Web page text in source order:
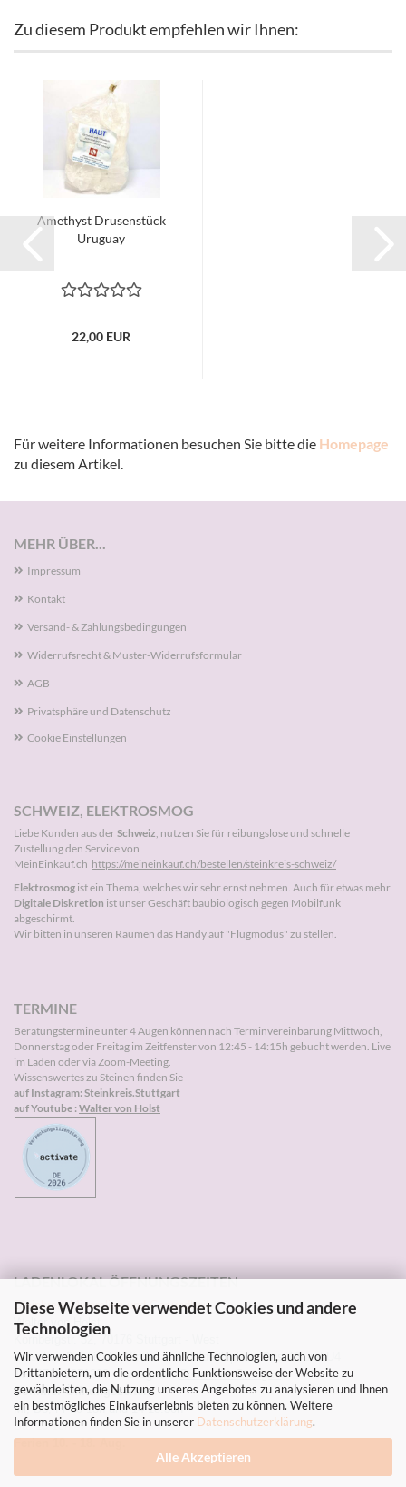
Diese Webseite verwendet Cookies und andere
Technologien
Wir verwenden Cookies und ähnliche Technologien, auch von
Drittanbietern, um die ordentliche Funktionsweise der Website zu
gewährleisten, die Nutzung unseres Angebotes zu analysieren und Ihnen
ein bestmögliches Einkaufserlebnis bieten zu können. Weitere
Informationen finden Sie in unserer Datenschutzerklärung.
Alle Akzeptieren
Zu diesem Produkt empfehlen wir Ihnen:
Amethyst Drusenstück
Uruguay
22,00 EUR
Für weitere Informationen besuchen Sie bitte die Homepage
zu diesem Artikel.
MEHR ÜBER...
Impressum
Kontakt
Versand- & Zahlungsbedingungen
Widerrufsrecht & Muster-Widerrufsformular
AGB
Privatsphäre und Datenschutz
Cookie Einstellungen
SCHWEIZ, ELEKTROSMOG
Liebe Kunden aus derSchweiz, nutzen Sie für reibungslose und schnelle
Zustellung den Service von
MeinEinkauf.ch https://meineinkauf.ch/bestellen/steinkreis-schweiz/
Elektrosmog ist ein Thema, welches wir sehr ernst nehmen. Auch für etwas mehr
Digitale Diskretion ist unser Geschäft baubiologisch gegen Mobilfunk
abgeschirmt.
Wir bitten in unseren Räumen das Handy auf "Flugmodus" zu stellen.
TERMINE
Beratungstermine unter 4 Augen können nach Terminvereinbarung Mittwoch,
Donnerstag oder Freitag im Zeitfenster von 12:45 - 14:15h gebucht werden. Live
im Laden oder via Zoom-Meeting.
Wissenswertes zu Steinen finden Sie
auf Instagram:Steinkreis.Stuttgart
auf Youtube :Walter von Holst
LADENLOKAL ÖFFNUNGSZEITEN
Steinkreis Mineralien und Gesundheit
Walter von Holst
Kornbergstr. 32, 70176 Stuttgart - West
zwischen Russische Kirche und Hölderlinplatz, Bus 40 und U4
Tel: 0711-2271203 Instagram:Steinkreis.Stuttgart
Sommer-Öffnungszeiten
Mi, Do, Fr 10-13h und 14-18.30h
Sa. 10-13h
Ferien 10. - 18. Aug.